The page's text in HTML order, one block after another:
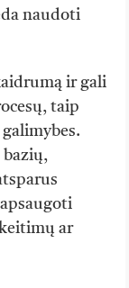
naudoti
ir gali
taip
ar